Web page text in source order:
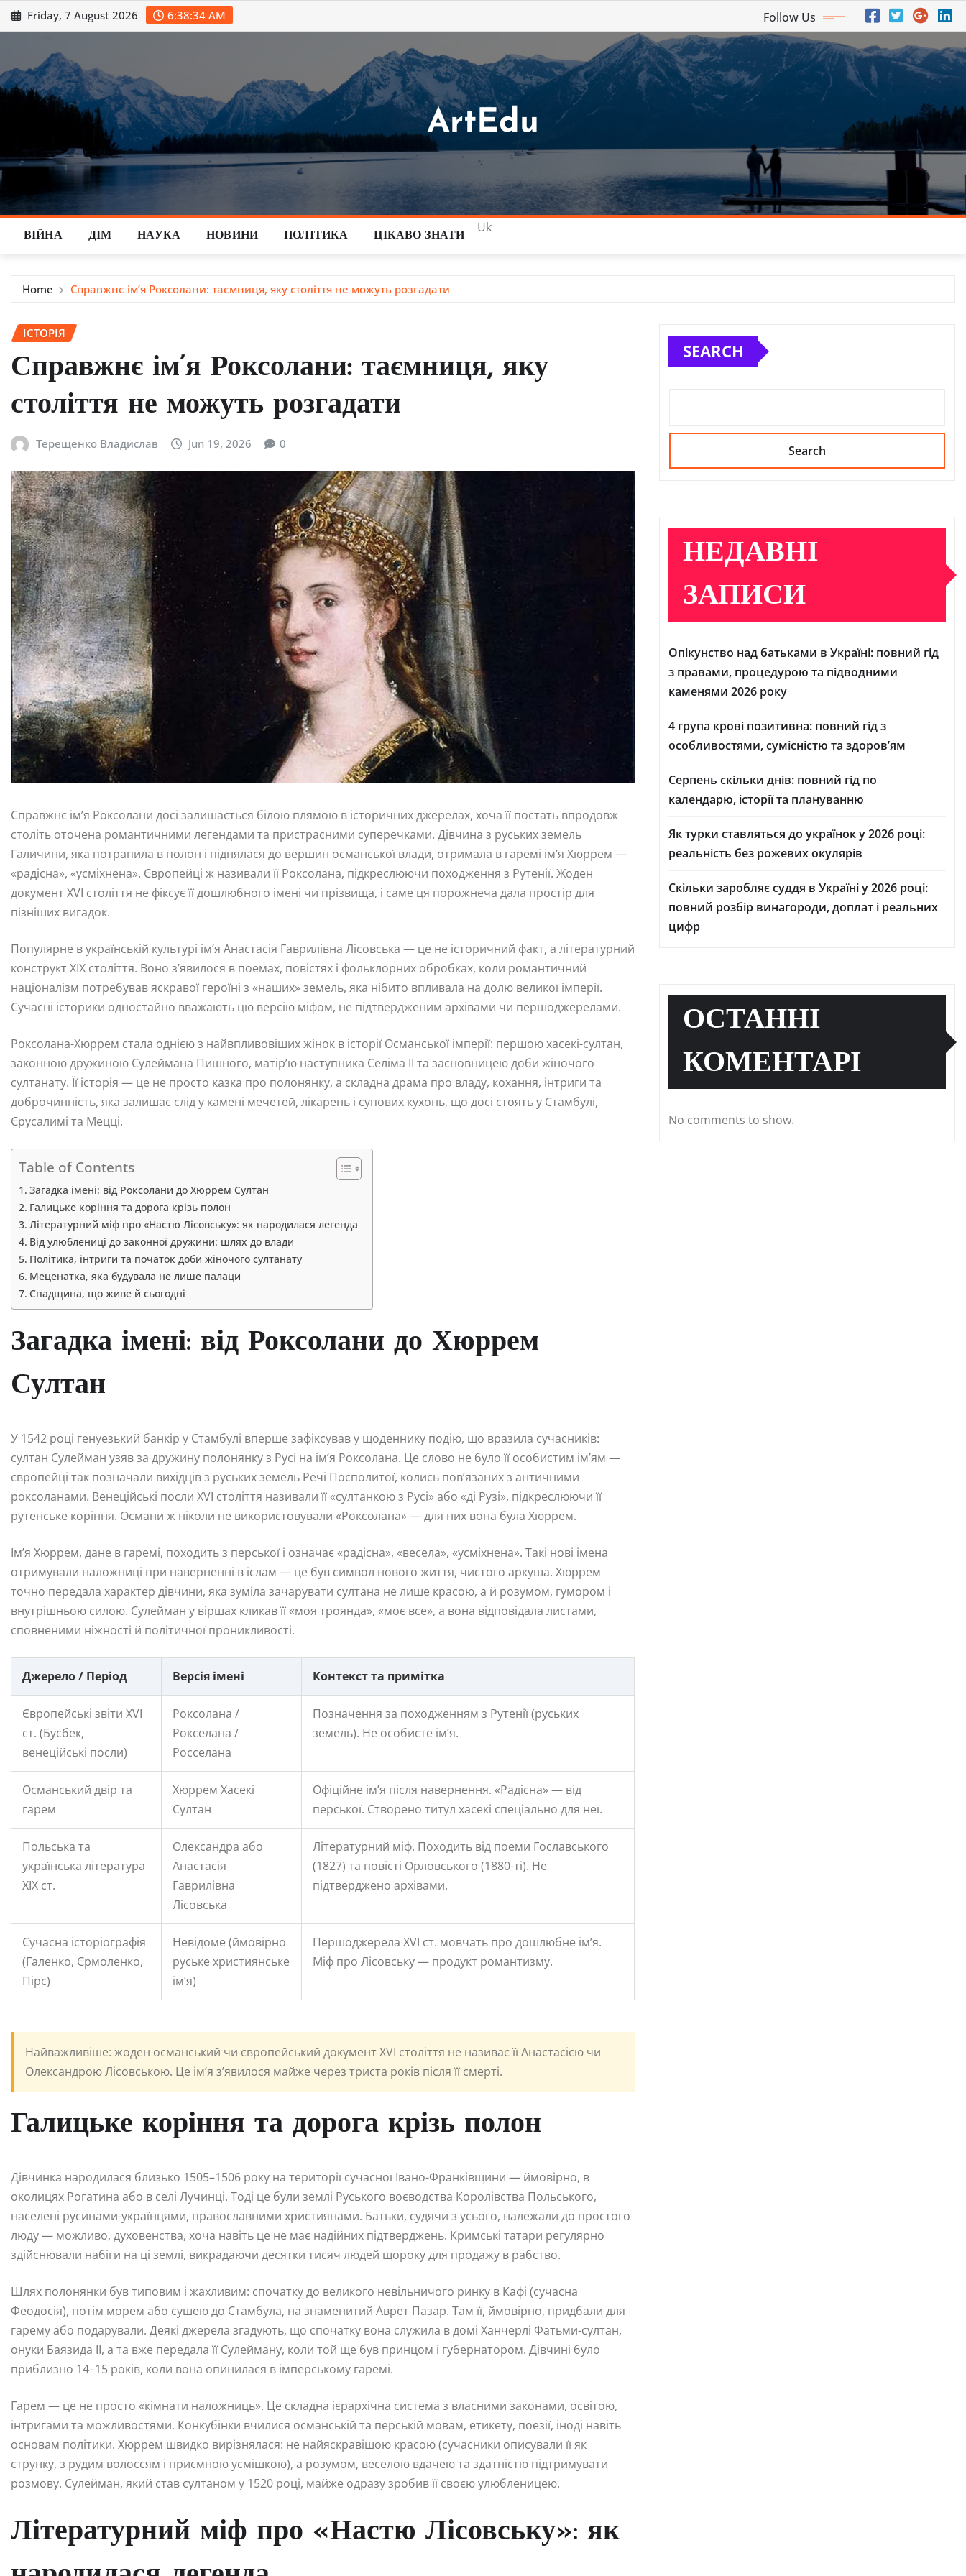
Skip
to
Friday, 7 August 2026 6:38:36 AM Follow Us
ArtEdu
ВІЙНА ДІМ НАУКА НОВИНИ ПОЛІТИКА ЦІКАВО ЗНАТИ
Uk
Home Справжнє ім’я Роксолани: таємниця, яку століття не можуть розгадати
ІСТОРІЯ
Справжнє ім’я Роксолани: таємниця, яку
століття не можуть розгадати
Терещенко Владислав Jun 19, 2026 0
Справжнє ім’я Роксолани досі залишається білою плямою в історичних джерелах, хоча її постать впродовж
століть оточена романтичними легендами та пристрасними суперечками. Дівчина з руських земель
Галичини, яка потрапила в полон і піднялася до вершин османської влади, отримала в гаремі ім’я Хюррем —
«радісна», «усміхнена». Європейці ж називали її Роксолана, підкреслюючи походження з Рутенії. Жоден
документ XVI століття не фіксує її дошлюбного імені чи прізвища, і саме ця порожнеча дала простір для
пізніших вигадок.
Популярне в українській культурі ім’я Анастасія Гаврилівна Лісовська — це не історичний факт, а літературний
конструкт XIX століття. Воно з’явилося в поемах, повістях і фольклорних обробках, коли романтичний
націоналізм потребував яскравої героїні з «наших» земель, яка нібито впливала на долю великої імперії.
Сучасні історики одностайно вважають цю версію міфом, не підтвердженим архівами чи першоджерелами.
Роксолана-Хюррем стала однією з найвпливовіших жінок в історії Османської імперії: першою хасекі-султан,
законною дружиною Сулеймана Пишного, матір’ю наступника Селіма II та засновницею доби жіночого
султанату. Її історія — це не просто казка про полонянку, а складна драма про владу, кохання, інтриги та
доброчинність, яка залишає слід у камені мечетей, лікарень і супових кухонь, що досі стоять у Стамбулі,
Єрусалимі та Мецці.
Table of Contents
Загадка імені: від Роксолани до Хюррем Султан
Галицьке коріння та дорога крізь полон
Літературний міф про «Настю Лісовську»: як народилася легенда
Від улюблениці до законної дружини: шлях до влади
Політика, інтриги та початок доби жіночого султанату
Меценатка, яка будувала не лише палаци
Спадщина, що живе й сьогодні
Загадка імені: від Роксолани до Хюррем
Султан
У 1542 році генуезький банкір у Стамбулі вперше зафіксував у щоденнику подію, що вразила сучасників:
султан Сулейман узяв за дружину полонянку з Русі на ім’я Роксолана. Це слово не було її особистим ім’ям —
європейці так позначали вихідців з руських земель Речі Посполитої, колись пов’язаних з античними
роксоланами. Венеційські посли XVI століття називали її «султанкою з Русі» або «ді Рузі», підкреслюючи її
рутенське коріння. Османи ж ніколи не використовували «Роксолана» — для них вона була Хюррем.
Ім’я Хюррем, дане в гаремі, походить з перської і означає «радісна», «весела», «усміхнена». Такі нові імена
отримували наложниці при наверненні в іслам — це був символ нового життя, чистого аркуша. Хюррем
точно передала характер дівчини, яка зуміла зачарувати султана не лише красою, а й розумом, гумором і
внутрішньою силою. Сулейман у віршах кликав її «моя троянда», «моє все», а вона відповідала листами,
сповненими ніжності й політичної проникливості.
Джерело / Період Версія імені Контекст та примітка
Європейські звіти XVI
ст. (Бусбек,
венеційські посли)
Роксолана /
Рокселана /
Росселана
Позначення за походженням з Рутенії (руських
земель). Не особисте ім’я.
Османський двір та
гарем
Хюррем Хасекі
Султан
Офіційне ім’я після навернення. «Радісна» — від
перської. Створено титул хасекі спеціально для неї.
Польська та
українська література
XIX ст.
Олександра або
Анастасія
Гаврилівна
Лісовська
Літературний міф. Походить від поеми Гославського
(1827) та повісті Орловського (1880-ті). Не
підтверджено архівами.
Сучасна історіографія
(Галенко, Єрмоленко,
Пірс)
Невідоме (ймовірно
руське християнське
ім’я)
Першоджерела XVI ст. мовчать про дошлюбне ім’я.
Міф про Лісовську — продукт романтизму.
Найважливіше: жоден османський чи європейський документ XVI століття не називає її Анастасією чи
Олександрою Лісовською. Це ім’я з’явилося майже через триста років після її смерті.
Галицьке коріння та дорога крізь полон
Дівчинка народилася близько 1505–1506 року на території сучасної Івано-Франківщини — ймовірно, в
околицях Рогатина або в селі Лучинці. Тоді це були землі Руського воєводства Королівства Польського,
населені русинами-українцями, православними християнами. Батьки, судячи з усього, належали до простого
люду — можливо, духовенства, хоча навіть це не має надійних підтверджень. Кримські татари регулярно
здійснювали набіги на ці землі, викрадаючи десятки тисяч людей щороку для продажу в рабство.
Шлях полонянки був типовим і жахливим: спочатку до великого невільничого ринку в Кафі (сучасна
Феодосія), потім морем або сушею до Стамбула, на знаменитий Аврет Пазар. Там її, ймовірно, придбали для
гарему або подарували. Деякі джерела згадують, що спочатку вона служила в домі Ханчерлі Фатьми-султан,
онуки Баязида II, а та вже передала її Сулейману, коли той ще був принцом і губернатором. Дівчині було
приблизно 14–15 років, коли вона опинилася в імперському гаремі.
Гарем — це не просто «кімнати наложниць». Це складна ієрархічна система з власними законами, освітою,
інтригами та можливостями. Конкубінки вчилися османській та перській мовам, етикету, поезії, іноді навіть
основам політики. Хюррем швидко вирізнялася: не найяскравішою красою (сучасники описували її як
струнку, з рудим волоссям і приємною усмішкою), а розумом, веселою вдачею та здатністю підтримувати
розмову. Сулейман, який став султаном у 1520 році, майже одразу зробив її своєю улюбленицею.
Літературний міф про «Настю Лісовську»: як
SEARCH
Search
НЕДАВНІ
ЗАПИСИ
Опікунство над батьками в Україні: повний гід
з правами, процедурою та підводними
каменями 2026 року
4 група крові позитивна: повний гід з
особливостями, сумісністю та здоров’ям
Серпень скільки днів: повний гід по
календарю, історії та плануванню
Як турки ставляться до українок у 2026 році:
реальність без рожевих окулярів
Скільки заробляє суддя в Україні у 2026 році:
повний розбір винагороди, доплат і реальних
цифр
ОСТАННІ
КОМЕНТАРІ
No comments to show.